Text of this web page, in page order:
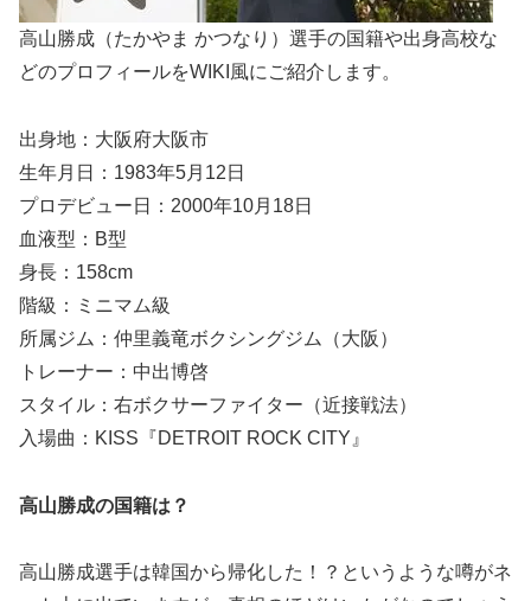
高山勝成（たかやま かつなり）選手の国籍や出身高校な
どのプロフィールをWIKI風にご紹介します。
出身地：大阪府大阪市
生年月日：1983年5月12日
プロデビュー日：2000年10月18日
血液型：B型
身長：158cm
階級：ミニマム級
所属ジム：仲里義竜ボクシングジム（大阪）
トレーナー：中出博啓
スタイル：右ボクサーファイター（近接戦法）
入場曲：KISS『DETROIT ROCK CITY』
高山勝成の国籍は？
高山勝成選手は韓国から帰化した！？というような噂がネ